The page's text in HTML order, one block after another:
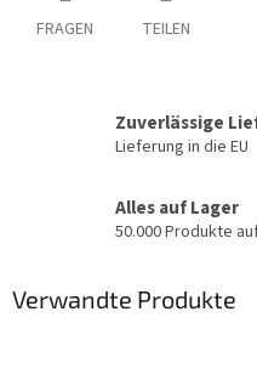
FRAGEN TEILEN
Zuverlässige
Lieferung in die EU
Alles auf Lager
50.000 Produkte
Verwandte Produkte